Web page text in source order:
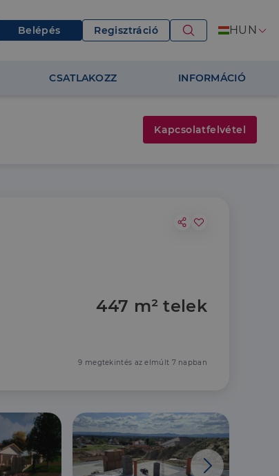
Belépés Regisztráció HUN
CSATLAKOZZ INFORMÁCIÓ
447 m² telek
9 megtekintés az elmúlt 7 napban
Kapcsolatfelvétel